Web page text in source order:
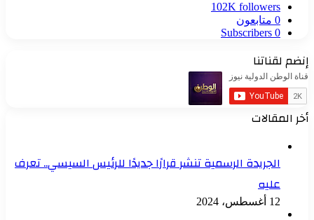
102K followers
0 متابعون
0
Subscribers
إنضم لقناتنا
أخر المقالات
الجريدة الرسمية تنشر قرارًا جديدًا للرئيس السيسي.. تعرف
عليه
12 أغسطس، 2024